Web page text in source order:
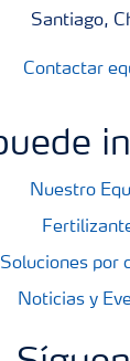
Santiago,
Contactar
Nuestro
Soluciones por
Noticias y